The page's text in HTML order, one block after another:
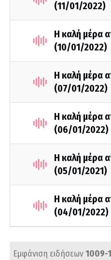
(11/01/2022)
Η καλή μέρα
(10/01/2022)
Η καλή μέρα
(07/01/2022)
Η καλή μέρα
(06/01/2022)
Η καλή μέρα
(05/01/2021)
Η καλή μέρα
(04/01/2022)
Εμφάνιση ειδήσεων1009-